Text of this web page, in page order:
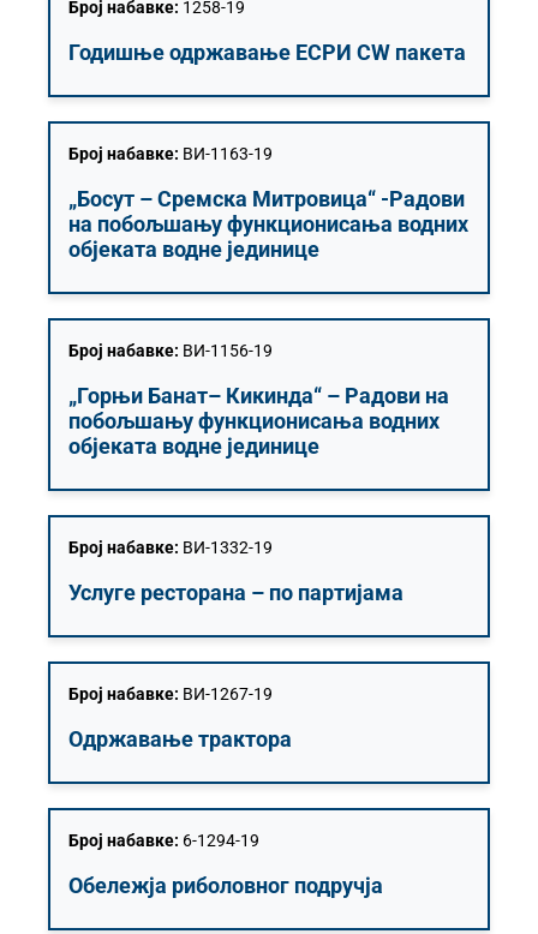
Број набавке: 1258-19
Годишње одржавање ЕСРИ СW пакета
Број набавке: ВИ-1163-19
„Босут – Сремска Митровица“ -Радови
на побољшању функционисања водних
објеката водне јединице
Број набавке: ВИ-1156-19
„Горњи Банат– Кикинда“ – Радови на
побољшању функционисања водних
објеката водне јединице
Број набавке: ВИ-1332-19
Услуге ресторана – по партијама
Број набавке: ВИ-1267-19
Одржавање трактора
Број набавке: 6-1294-19
Обележја риболовног подручја